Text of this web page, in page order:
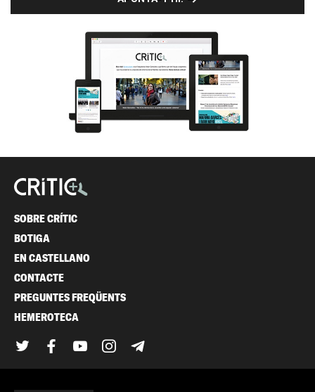
SOBRE CRÍTIC
BOTIGA
EN CASTELLANO
CONTACTE
PREGUNTES FREQÜENTS
HEMEROTECA
TwitterFacebook
YouTubeInstagram